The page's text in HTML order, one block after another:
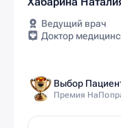
Ведущий врач
Доктор
Выбор
Премия